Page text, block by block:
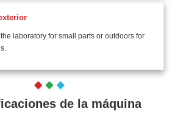
laboratory for small parts or outdoors for
de la máquina